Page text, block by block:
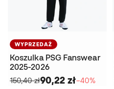
WYPRZEDAŻ
Koszulka PSG Fanswear
2025-2026
150,40 zł90,22 zł−40%